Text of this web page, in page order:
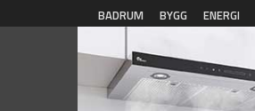
Hoppa till huvudinnehåll
BADRUM BYGG ENERGI